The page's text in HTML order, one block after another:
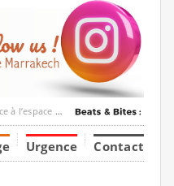
Urgence Contact